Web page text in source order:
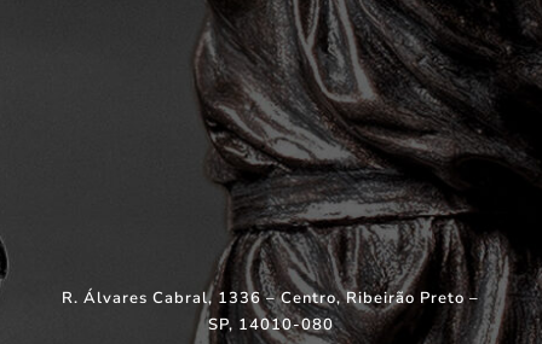
R. Álvares Cabral, 1336 – Centro, Ribeirão Preto –
SP, 14010-080